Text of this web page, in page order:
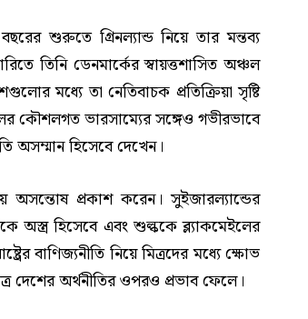
শুরুতে গ্রিনল্যান্ড নিয়ে তার মন্তব্য
তিনি ডেনমার্কের স্বায়ত্তশাসিত অঞ্চল
মধ্যে তা নেতিবাচক প্রতিক্রিয়া সৃষ্টি
কৌশলগত ভারসাম্যের সঙ্গেও গভীরভাবে
অসম্মান হিসেবে দেখেন।
অসন্তোষ প্রকাশ করেন। সুইজারল্যান্ডের
অস্ত্র হিসেবে এবং শুল্ককে ব্ল্যাকমেইলের
বাণিজ্যনীতি নিয়ে মিত্রদের মধ্যে ক্ষোভ
দেশের অর্থনীতির ওপরও প্রভাব ফেলে।